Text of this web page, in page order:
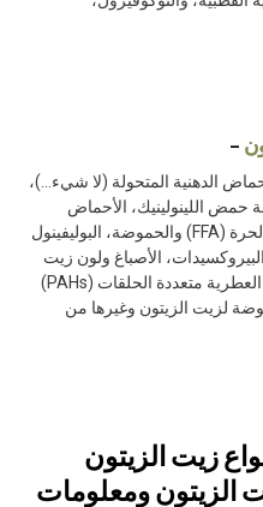
–
الدهنية المتحولة (لا شيء...)،
حمض اللينولينيك، الأحماض
الدهنية "الأساسية"، الأحماض الدهنية الحرة (FFA) والحموضة، البوليفينول
الأصباغ ولون زيت
الزيتون والفيتامينات والهيدروكربونات العطرية متعددة الحلقات (PAHs)
لزيت الزيتون وغيرها من
زيت الزيتون
الزيتون ومعلومات